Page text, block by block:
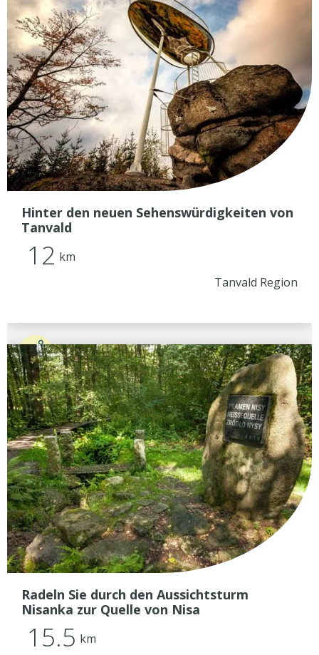
Hinter den neuen Sehenswürdigkeiten von
Tanvald
12 km
Tanvald Region
Radeln Sie durch den Aussichtsturm
Nisanka zur Quelle von Nisa
15.5 km